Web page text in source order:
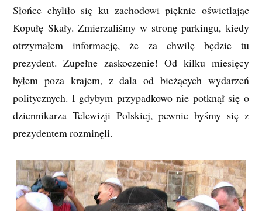
Słońce chyliło się ku zachodowi pięknie oświetlając
Kopułę Skały. Zmierzaliśmy w stronę parkingu, kiedy
otrzymałem informację, że za chwilę będzie tu
prezydent. Zupełne zaskoczenie! Od kilku miesięcy
byłem poza krajem, z dala od bieżących wydarzeń
politycznych. I gdybym przypadkowo nie potknął się o
dziennikarza Telewizji Polskiej, pewnie byśmy się z
prezydentem rozminęli.